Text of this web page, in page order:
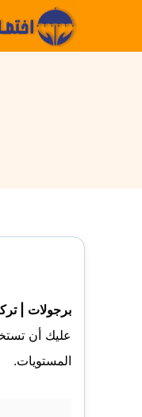
برجولات | تركيب
عليك أن
المستويات.